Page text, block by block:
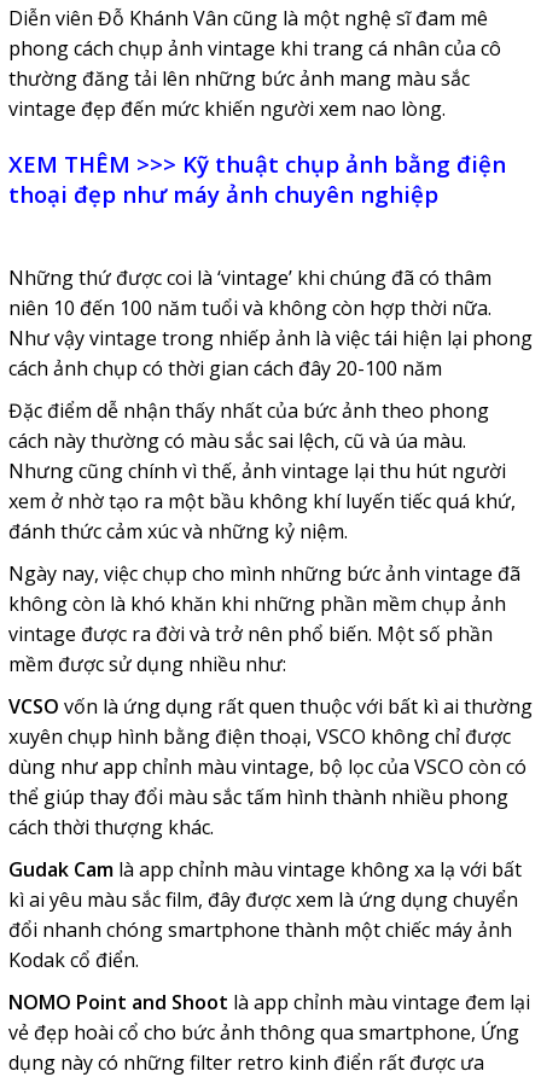
Diễn viên Đỗ Khánh Vân cũng là một nghệ sĩ đam mê
phong cách chụp ảnh vintage khi trang cá nhân của cô
thường đăng tải lên những bức ảnh mang màu sắc
vintage đẹp đến mức khiến người xem nao lòng.
XEM THÊM >>> Kỹ thuật chụp ảnh bằng điện
thoại đẹp như máy ảnh chuyên nghiệp
Những thứ được coi là ‘vintage’ khi chúng đã có thâm
niên 10 đến 100 năm tuổi và không còn hợp thời nữa.
Như vậy vintage trong nhiếp ảnh là việc tái hiện lại phong
cách ảnh chụp có thời gian cách đây 20-100 năm
Đặc điểm dễ nhận thấy nhất của bức ảnh theo phong
cách này thường có màu sắc sai lệch, cũ và úa màu.
Nhưng cũng chính vì thế, ảnh vintage lại thu hút người
xem ở nhờ tạo ra một bầu không khí luyến tiếc quá khứ,
đánh thức cảm xúc và những kỷ niệm.
Ngày nay, việc chụp cho mình những bức ảnh vintage đã
không còn là khó khăn khi những phần mềm chụp ảnh
vintage được ra đời và trở nên phổ biến. Một số phần
mềm được sử dụng nhiều như:
VCSO vốn là ứng dụng rất quen thuộc với bất kì ai thường
xuyên chụp hình bằng điện thoại, VSCO không chỉ được
dùng như app chỉnh màu vintage, bộ lọc của VSCO còn có
thể giúp thay đổi màu sắc tấm hình thành nhiều phong
cách thời thượng khác.
Gudak Camlà app chỉnh màu vintage không xa lạ với bất
kì ai yêu màu sắc film, đây được xem là ứng dụng chuyển
đổi nhanh chóng smartphone thành một chiếc máy ảnh
Kodak cổ điển.
NOMO Point and Shoot là app chỉnh màu vintage đem lại
vẻ đẹp hoài cổ cho bức ảnh thông qua smartphone, Ứng
dụng này có những filter retro kinh điển rất được ưa